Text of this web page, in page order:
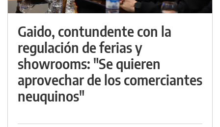
Gaido, contundente con la
regulación de ferias y
showrooms: "Se quieren
aprovechar de los comerciantes
neuquinos"